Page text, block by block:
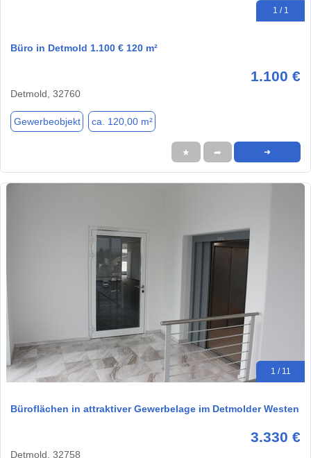
1 / 1
Büro in Detmold 1.100 € 120 m²
1.100 €
Detmold, 32760
Gewerbeobjekt ca. 120,00 m²
★ ➦ ➜
1 / 11
Büroflächen in attraktiver Gewerbelage im Detmolder Westen
3.330 €
Detmold, 32758